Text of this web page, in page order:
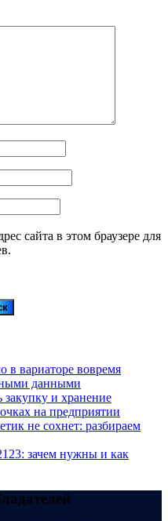
сайта в этом браузере для
в вариаторе вовремя
данными
закупку и хранение
на предприятии
не сохнет: разбираем
зачем нужны и как